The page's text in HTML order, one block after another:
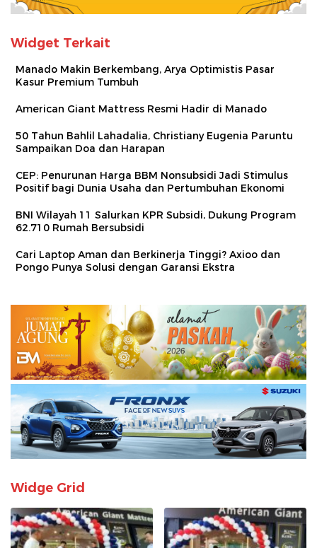
Widget Terkait
Manado Makin Berkembang, Arya Optimistis Pasar
Kasur Premium Tumbuh
American Giant Mattress Resmi Hadir di Manado
50 Tahun Bahlil Lahadalia, Christiany Eugenia Paruntu
Sampaikan Doa dan Harapan
CEP: Penurunan Harga BBM Nonsubsidi Jadi Stimulus
Positif bagi Dunia Usaha dan Pertumbuhan Ekonomi
BNI Wilayah 11 Salurkan KPR Subsidi, Dukung Program
62.710 Rumah Bersubsidi
Cari Laptop Aman dan Berkinerja Tinggi? Axioo dan
Pongo Punya Solusi dengan Garansi Ekstra
Widge Grid